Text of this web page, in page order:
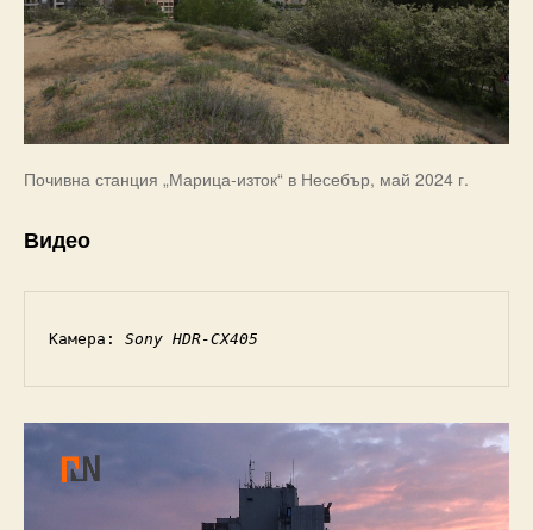
Почивна станция „Марица-изток“ в Несебър, май 2024 г.
Видео
Камера: Sony HDR-CX405